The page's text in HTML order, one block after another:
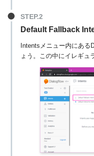
Default Fallback
Intentsメニュー内にあ
ょう。この中にイレギュ